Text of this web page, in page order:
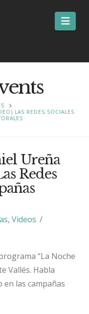
LAS REDES SOCIALES
Ureña
Redes
, Videos
“La Noche
Vallés. Habla
en las campañas